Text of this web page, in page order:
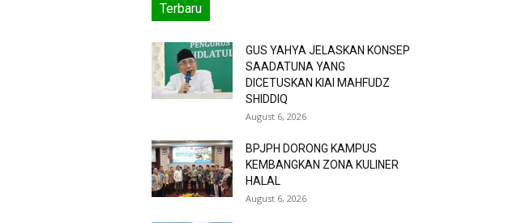
Terbaru
GUS YAHYA JELASKAN KONSEP
SAADATUNA YANG
DICETUSKAN KIAI MAHFUDZ
SHIDDIQ
August 6, 2026
BPJPH DORONG KAMPUS
KEMBANGKAN ZONA KULINER
HALAL
August 6, 2026